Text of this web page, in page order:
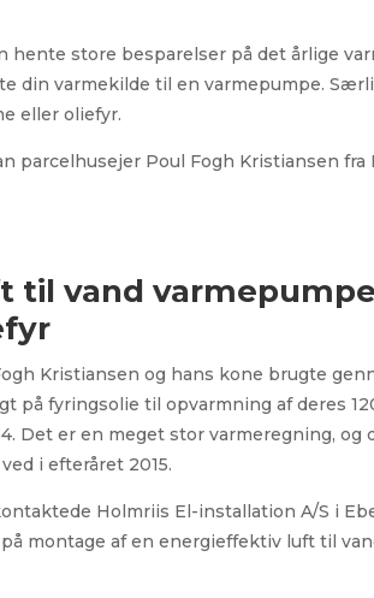
hente store besparelser på det årlige
din varmekilde til en varmepumpe.
eller oliefyr.
parcelhusejer Poul Fogh Kristiansen fra
til vand
Kristiansen og hans kone brugte
på fyringsolie til opvarmning af deres
Det er en meget stor varmeregning, og
i efteråret 2015.
Holmriis El-installation A/S i
montage af en energieffektiv luft til